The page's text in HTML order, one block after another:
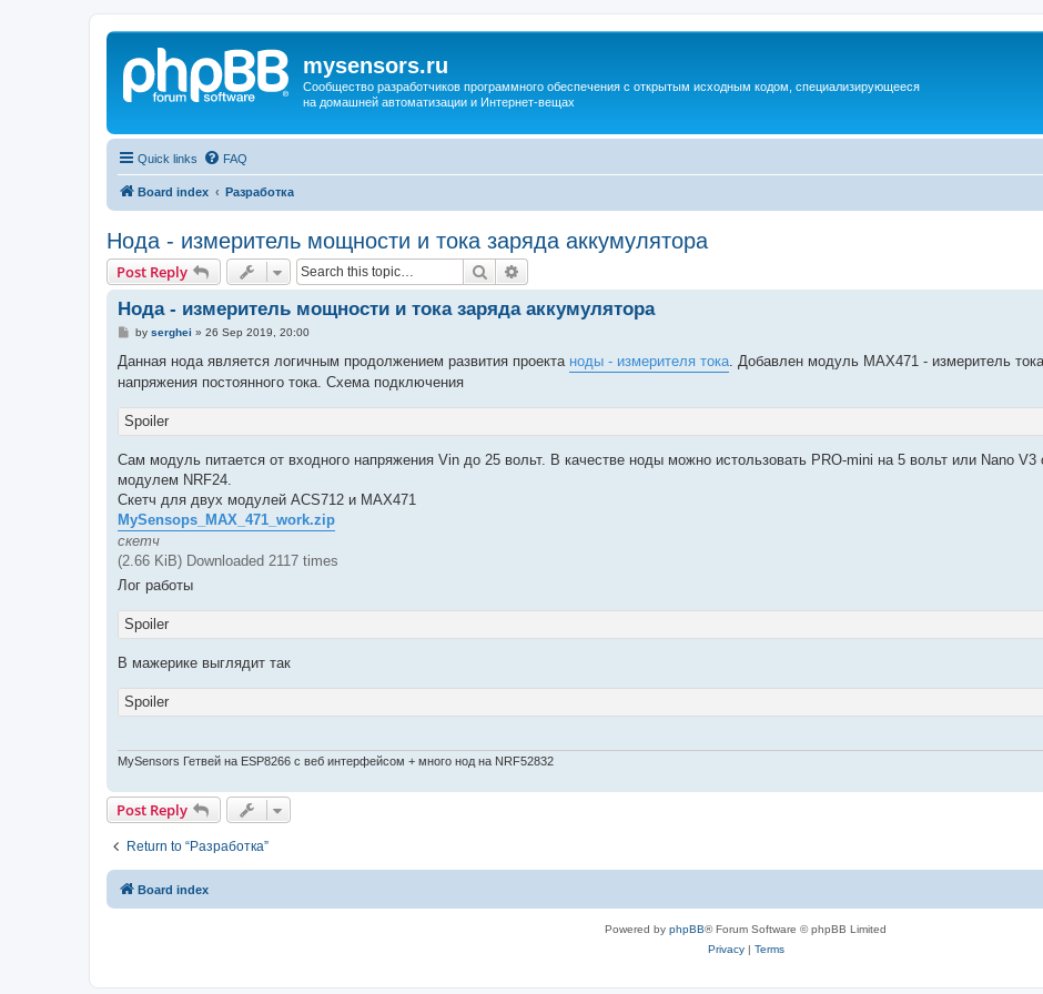
mysensors.ru
Сообщество разработчиков программного обеспечения с открытым исходным кодом, специализирующееся
на домашней автоматизации и Интернет-вещах
Quick links FAQ
Board index Разработка
Нода - измеритель мощности и тока заряда аккумулятора
Post Reply Search
Нода - измеритель мощности и тока заряда аккумулятора
P
s
by serghei » 26 Sep 2019, 20:00
Данная нода является логичным продолжением развития проекта ноды - измерителя тока . Добавлен модуль MAX471 - измеритель
напряжения постоянного тока. Схема подключения
Spoiler
Сам модуль питается от входного напряжения Vin до 25 вольт. В качестве ноды можно истользовать PRO-mini на 5 вольт или Nano V3
модулем NRF24.
Скетч для двух модулей ACS712 и MAX471
MySensops_MAX_471_work.zip
скетч
(2.66 KiB) Downloaded 2117 times
Лог работы
Spoiler
В мажерике выглядит так
Spoiler
MySensors Гетвей на ESP8266 с веб интерфейсом + много нод на NRF52832
Post Reply
Return to “Разработка”
Board index
Powered by phpBB® Forum Software © phpBB Limited
Privacy| Terms